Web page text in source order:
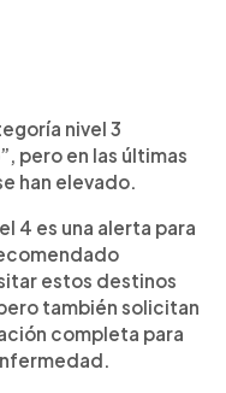
nivel 3
pero en las últimas
han elevado.
4 es una alerta para
estos destinos
también solicitan
completa para